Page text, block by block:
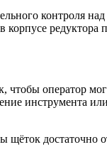
контроля
редуктора
чтобы оператор
инструмента
достаточно